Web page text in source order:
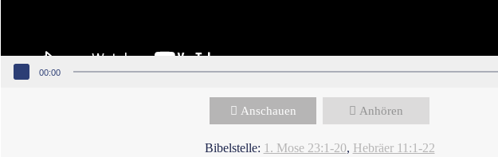
00:00
Anschauen Anhören
Bibelstelle: 1. Mose 23:1-20, Hebräer 11:1-22